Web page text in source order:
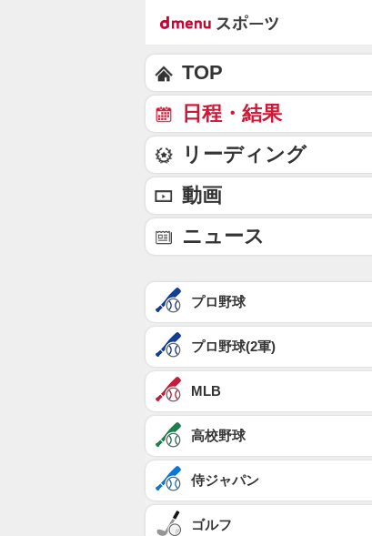
TOP
日程・結果
リーディング
動画
ニュース
プロ野球
プロ野球(2軍)
MLB
高校野球
侍ジャパン
ゴルフ